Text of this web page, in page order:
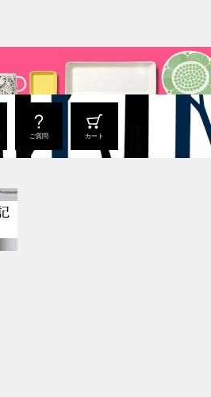
ご質問 カート